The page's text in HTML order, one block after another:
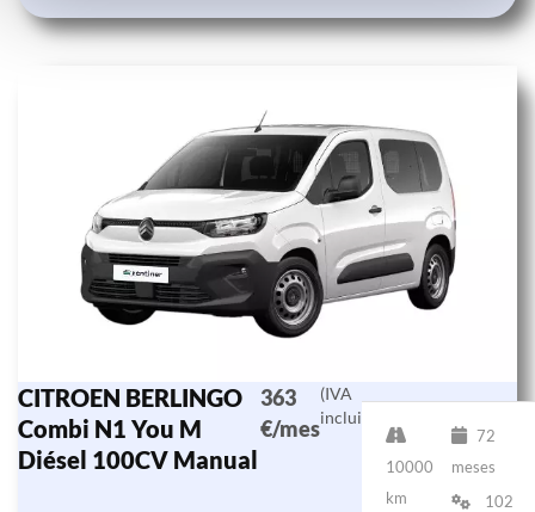
CITROEN BERLINGO
Combi N1 You M
Diésel 100CV Manual
363
€/mes
(IVA
incluido)
10000
km
72
meses
102